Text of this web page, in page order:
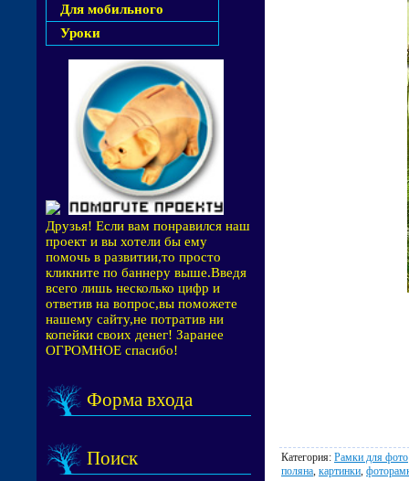
Для мобильного
Уроки
Друзья! Если вам понравился наш
проект и вы хотели бы ему
помочь в развитии,то просто
кликните по баннеру выше.Введя
всего лишь несколько цифр и
ответив на вопрос,вы поможете
нашему сайту,не потратив ни
копейки своих денег! Заранее
ОГРОМНОЕ спасибо!
Форма входа
Поиск Категория: Рамки для фото
поляна картинки